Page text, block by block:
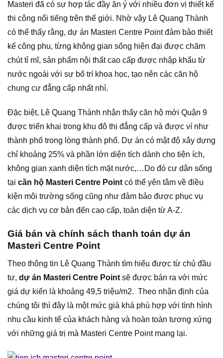
Masteri đã có sự hợp tác đầy ăn ý với nhiều đơn vị thiết kế
thi công nổi tiếng trên thế giới. Nhờ vậy Lê Quang Thành
có thể thấy rằng, dự án Masteri Centre Point đảm bảo thiết
kế công phu, từng không gian sống hiện đại được chăm
chút tỉ mĩ, sản phẩm nội thất cao cấp được nhập khẩu từ
nước ngoài với sự bố trí khoa học, tạo nên các căn hộ
chung cư đẳng cấp nhất nhì.
Đặc biệt, Lê Quang Thành nhận thấy căn hộ mới Quận 9
được triển khai trong khu đô thị đẳng cấp và được ví như
thành phố trong lòng thành phố. Dự án có mật độ xây dựng
chỉ khoảng 25% và phần lớn diện tích dành cho tiện ích,
không gian xanh diện tích mặt nước,…Do đó cư dân sống
tại căn hộ Masteri Centre Point có thể yên tâm về điều
kiện môi trường sống cũng như đảm bảo được phục vụ
các dịch vụ cơ bản đến cao cấp, toàn diện từ A-Z.
Giá bán và chính sách thanh toán dự án
Masteri Centre Point
Theo thông tin Lê Quang Thành tìm hiểu được từ chủ đầu
tư, dự án Masteri Centre Point sẽ được bán ra với mức
giá dự kiến là khoảng 49,5 triệu/m2. Theo nhận định của
chúng tôi thì đây là một mức giá khá phù hợp với tình hình
nhu cầu kinh tế của khách hàng và hoàn toàn tương xứng
với những giá trị mà Masteri Centre Point mang lại.